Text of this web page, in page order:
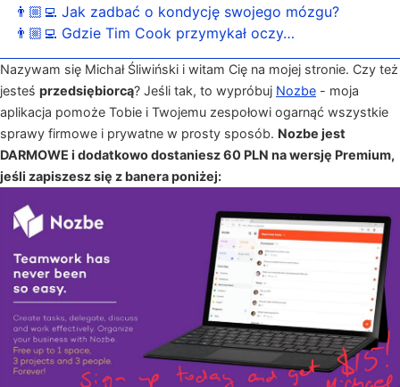
👨🏼‍💻 Jak zadbać o kondycję swojego mózgu?
👨🏼‍💻 Gdzie Tim Cook przymykał oczy…
Nazywam się Michał Śliwiński i witam Cię na mojej stronie. Czy też
jesteś przedsiębiorcą? Jeśli tak, to wypróbuj Nozbe - moja
aplikacja pomoże Tobie i Twojemu zespołowi ogarnąć wszystkie
sprawy firmowe i prywatne w prosty sposób. Nozbe jest
DARMOWE i dodatkowo dostaniesz 60 PLN na wersję Premium,
jeśli zapiszesz się z banera poniżej: